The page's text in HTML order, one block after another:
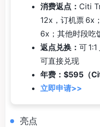
消费返点： Citi
12x，订机票 6x
6x；其他时段吃
返点兑换： 可
可直接兑现
年费：$595（
立即申请>>
亮点